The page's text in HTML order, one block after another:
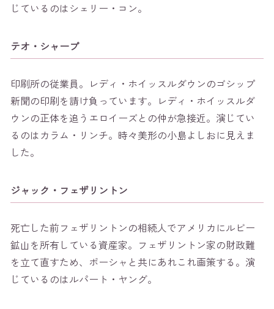
じているのはシェリー・コン。
テオ・シャープ
印刷所の従業員。レディ・ホイッスルダウンのゴシップ
新聞の印刷を請け負っています。レディ・ホイッスルダ
ウンの正体を追うエロイーズとの仲が急接近。演じてい
るのはカラム・リンチ。時々美形の小島よしおに見えま
した。
ジャック・フェザリントン
死亡した前フェザリントンの相続人でアメリカにルビー
鉱山を所有している資産家。フェザリントン家の財政難
を立て直すため、ポーシャと共にあれこれ画策する。演
じているのはルパート・ヤング。